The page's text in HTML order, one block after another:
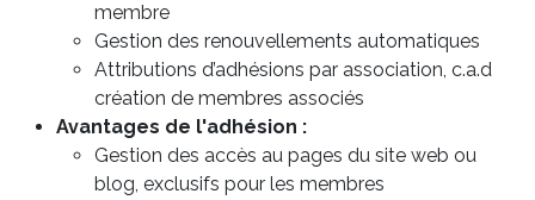
membre
Gestion des renouvellements automatiques
Attributions d’adhésions par association, c.a.d
création de membres associés
Avantages de l'adhésion :
Gestion des accès au pages du site web ou
blog, exclusifs pour les membres